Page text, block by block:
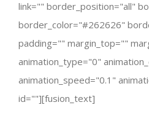
link="" border_position="all"
border_color="#262626"
padding="" margin_top=""
animation_type="0"
animation_speed="0.1"
id=""][fusion_text]